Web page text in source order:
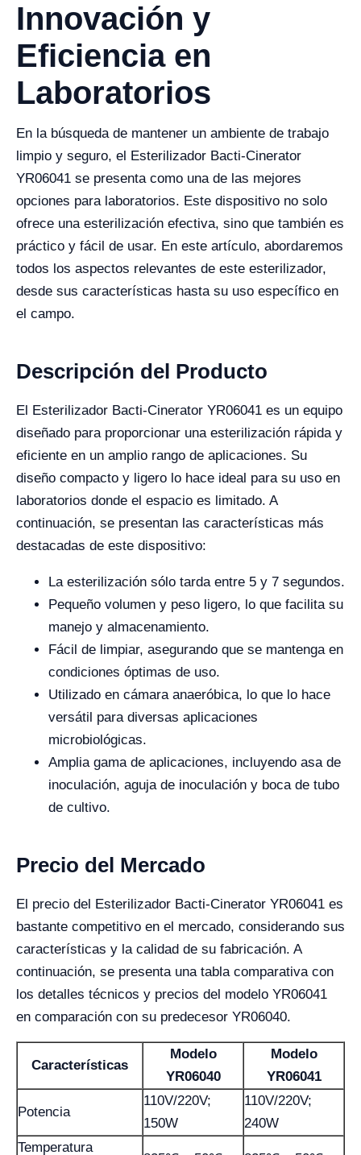
Innovación y
Eficiencia en
Laboratorios
En la búsqueda de mantener un ambiente de trabajo
limpio y seguro, el Esterilizador Bacti-Cinerator
YR06041 se presenta como una de las mejores
opciones para laboratorios. Este dispositivo no solo
ofrece una esterilización efectiva, sino que también es
práctico y fácil de usar. En este artículo, abordaremos
todos los aspectos relevantes de este esterilizador,
desde sus características hasta su uso específico en
el campo.
Descripción del Producto
El Esterilizador Bacti-Cinerator YR06041 es un equipo
diseñado para proporcionar una esterilización rápida y
eficiente en un amplio rango de aplicaciones. Su
diseño compacto y ligero lo hace ideal para su uso en
laboratorios donde el espacio es limitado. A
continuación, se presentan las características más
destacadas de este dispositivo:
La esterilización sólo tarda entre 5 y 7 segundos.
Pequeño volumen y peso ligero, lo que facilita su
manejo y almacenamiento.
Fácil de limpiar, asegurando que se mantenga en
condiciones óptimas de uso.
Utilizado en cámara anaeróbica, lo que lo hace
versátil para diversas aplicaciones
microbiológicas.
Amplia gama de aplicaciones, incluyendo asa de
inoculación, aguja de inoculación y boca de tubo
de cultivo.
Precio del Mercado
El precio del Esterilizador Bacti-Cinerator YR06041 es
bastante competitivo en el mercado, considerando sus
características y la calidad de su fabricación. A
continuación, se presenta una tabla comparativa con
los detalles técnicos y precios del modelo YR06041
en comparación con su predecesor YR06040.
Características
Modelo
YR06040
Modelo
YR06041
Potencia
110V/220V;
150W
110V/220V;
240W
Temperatura